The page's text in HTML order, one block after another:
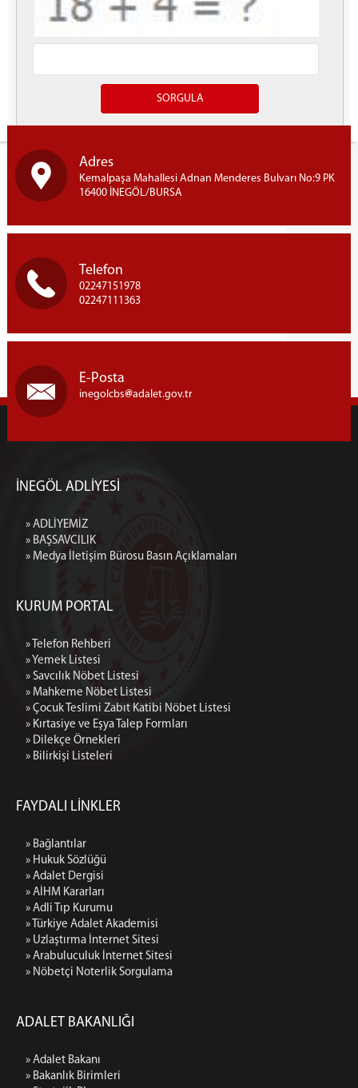
Yazdır
Adres
Kemalpaşa Mahallesi Adnan Menderes Bulvarı No:9 PK
16400 İNEGÖL/BURSA
Telefon
02247151978
02247111363
E-Posta
inegolcbs adalet.gov.tr
İNEGÖL ADLİYESİ
» ADLİYEMİZ
» BAŞSAVCILIK
» Medya İletişim Bürosu Basın Açıklamaları
KURUM PORTAL
» Telefon Rehberi
» Yemek Listesi
» Savcılık Nöbet Listesi
» Mahkeme Nöbet Listesi
» Çocuk Teslimi Zabıt Katibi Nöbet Listesi
» Kırtasiye ve Eşya Talep Formları
» Dilekçe Örnekleri
» Bilirkişi Listeleri
FAYDALI LİNKLER
» Bağlantılar
» Hukuk Sözlüğü
» Adalet Dergisi
» AİHM Kararları
» Adli Tıp Kurumu
» Türkiye Adalet Akademisi
» Uzlaştırma İnternet Sitesi
» Arabuluculuk İnternet Sitesi
» Nöbetçi Noterlik Sorgulama
ADALET BAKANLIĞI
» Adalet Bakanı
» Bakanlık Birimleri